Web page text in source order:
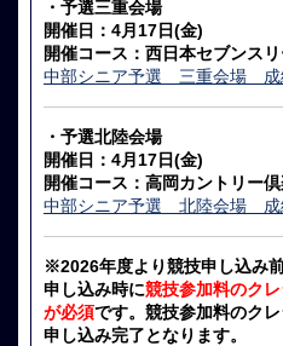
・予選三重会場
開催日：4月17日(金)
開催コース：西日本セブンス
中部シニア予選 三重会場 成
・予選北陸会場
開催日：4月17日(金)
開催コース：高岡カントリー倶
中部シニア予選 北陸会場 成
※2026年度より競技申し込み
申し込み時に競技参加料のク
が必須です。競技参加料のク
申し込み完了となります。